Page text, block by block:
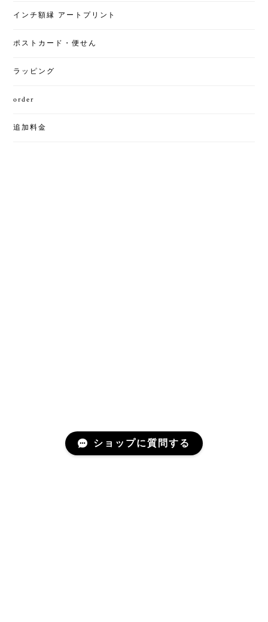
インチ額縁 アートプリント
ポストカード・便せん
ラッピング
order
追加料金
ショップに質問する